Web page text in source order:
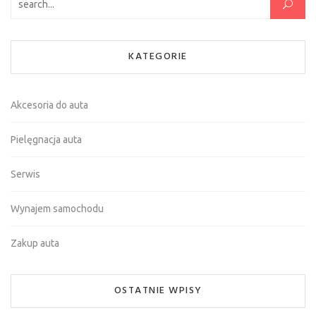
KATEGORIE
Akcesoria do auta
Pielęgnacja auta
Serwis
Wynajem samochodu
Zakup auta
OSTATNIE WPISY